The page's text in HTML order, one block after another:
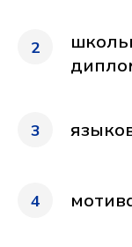
2
3
4